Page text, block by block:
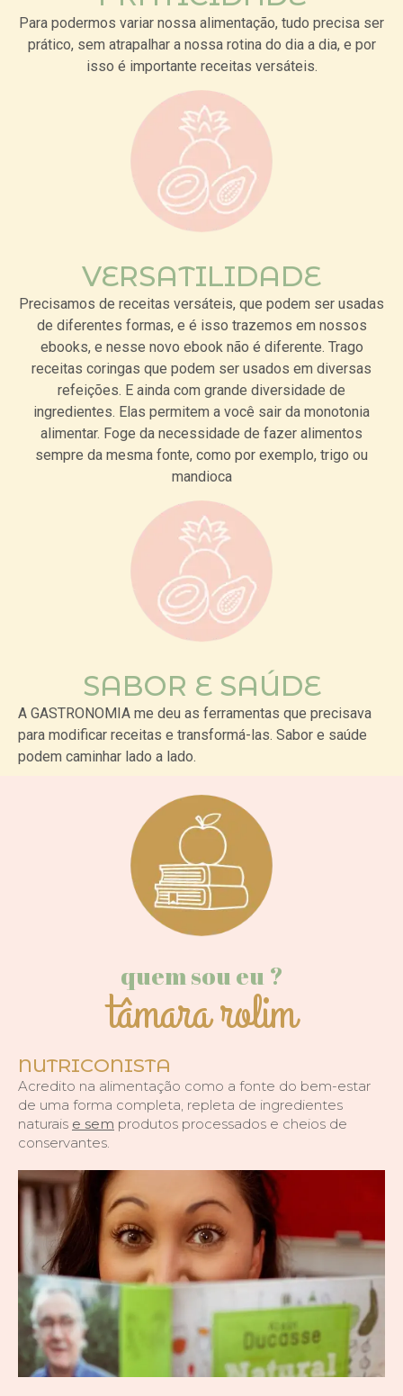
Para podermos variar nossa alimentação, tudo precisa ser
prático, sem atrapalhar a nossa rotina do dia a dia, e por
isso é importante receitas versáteis.
VERSATILIDADE
Precisamos de receitas versáteis, que podem ser usadas
de diferentes formas, e é isso trazemos em nossos
ebooks, e nesse novo ebook não é diferente. Trago
receitas coringas que podem ser usados em diversas
refeições. E ainda com grande diversidade de
ingredientes. Elas permitem a você sair da monotonia
alimentar. Foge da necessidade de fazer alimentos
sempre da mesma fonte, como por exemplo, trigo ou
mandioca
SABOR E SAÚDE
A GASTRONOMIA me deu as ferramentas que precisava
para modificar receitas e transformá-las. Sabor e saúde
podem caminhar lado a lado.
quem sou eu ?
tâmara rolim
NUTRICONISTA
Acredito na alimentação como a fonte do bem-estar
de uma forma completa, repleta de ingredientes
naturais e sem produtos processados e cheios de
conservantes.